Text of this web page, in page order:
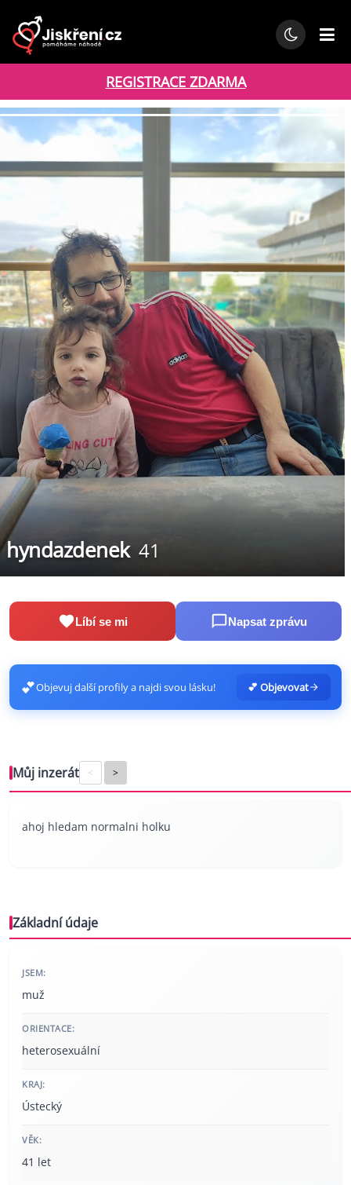
REGISTRACE ZDARMA
hyndazdenek 41
Líbí se mi Napsat zprávu
💕Objevuj další profily a najdi svou lásku! 💕 Objevovat
Můj inzerát < >
ahoj hledam normalni holku
Základní údaje
JSEM:
muž
ORIENTACE:
heterosexuální
KRAJ:
Ústecký
VĚK:
41 let